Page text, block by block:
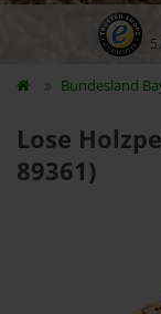
Bundesland
Lose
89361)